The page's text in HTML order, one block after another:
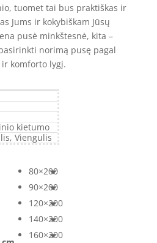
tuomet tai bus praktiškas ir
Jums ir kokybiškam Jūsų
pusė minkštesnė, kita –
norimą pusę pagal
komforto lygį.
kietumo
Viengulis
80×200
90×200
120×200
140×200
160×200